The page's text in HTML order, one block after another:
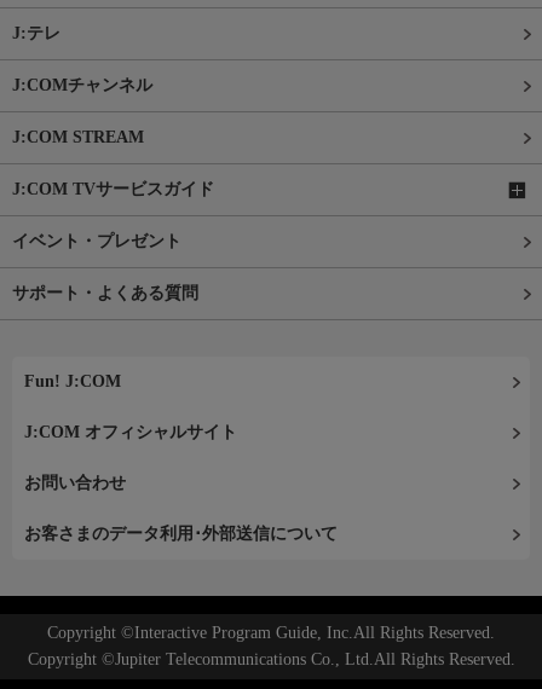
J:テレ
J:COMチャンネル
J:COM STREAM
J:COM TVサービスガイド
イベント・プレゼント
サポート・よくある質問
Fun! J:COM
J:COM オフィシャルサイト
お問い合わせ
お客さまのデータ利用･外部送信について
Copyright ©Interactive Program Guide, Inc.All Rights Reserved.
Copyright ©Jupiter Telecommunications Co., Ltd.All Rights Reserved.